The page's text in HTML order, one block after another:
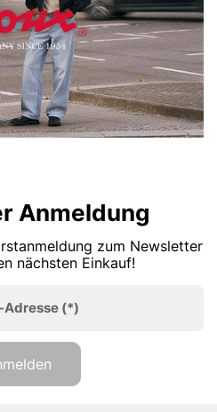
Anmeldung
zum Newsletter
nächsten Einkauf!
Adresse (*)